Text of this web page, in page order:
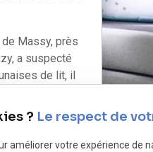
Massy, près
a suspecté
de lit, il
l'a conduit
? Le respect de
améliorer votre expérience de